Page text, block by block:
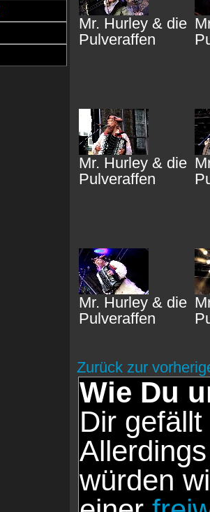
Mr. Hurley & die
Pulveraffen
Mr. Hurley & die
Pulveraffen
Mr. Hurley & die
Pulveraffen
Zurück zur
Wie Du
Dir
würden